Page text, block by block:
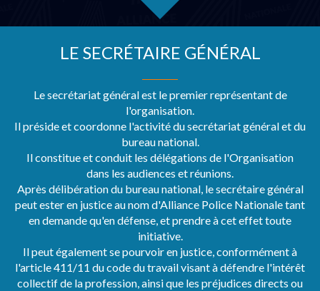
LE SECRÉTAIRE GÉNÉRAL
Le secrétariat général est le premier représentant de
l'organisation.
Il préside et coordonne l'activité du secrétariat général et du
bureau national.
Il constitue et conduit les délégations de l'Organisation
dans les audiences et réunions.
Après délibération du bureau national, le secrétaire général
peut ester en justice au nom d'Alliance Police Nationale tant
en demande qu'en défense, et prendre à cet effet toute
initiative.
Il peut également se pourvoir en justice, conformément à
l'article 411/11 du code du travail visant à défendre l'intérêt
collectif de la profession, ainsi que les préjudices directs ou